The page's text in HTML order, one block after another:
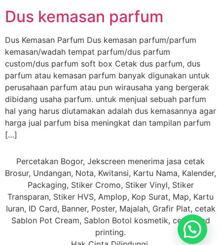
Dus kemasan parfum
Dus Kemasan Parfum Dus kemasan parfum/parfum
kemasan/wadah tempat parfum/dus parfum
custom/dus parfum soft box Cetak dus parfum, dus
parfum atau kemasan parfum banyak digunakan untuk
perusahaan parfum atau pun wirausaha yang bergerak
dibidang usaha parfum. untuk menjual sebuah parfum
hal yang harus diutamakan adalah dus kemasannya agar
harga jual parfum bisa meningkat dan tampilan parfum
[…]
Percetakan Bogor, Jekscreen menerima jasa cetak
Brosur, Undangan, Nota, Kwitansi, Kartu Nama, Kalender,
Packaging, Stiker Cromo, Stiker Vinyl, Stiker
Transparan, Stiker HVS, Amplop, Kop Surat, Map, Kartu
Iuran, ID Card, Banner, Poster, Majalah, Grafir Plat, cetak
Sablon Pot Cream, Sablon Botol kosmetik, cetak Pad
printing.